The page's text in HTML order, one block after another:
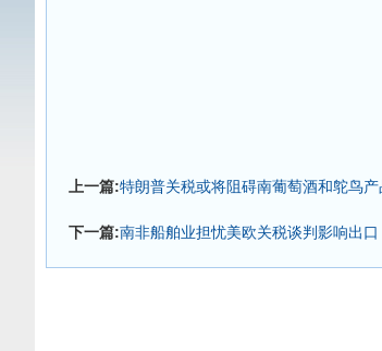
上一篇:特朗普关税或将阻碍南葡萄酒和鸵鸟产
下一篇:南非船舶业担忧美欧关税谈判影响出口